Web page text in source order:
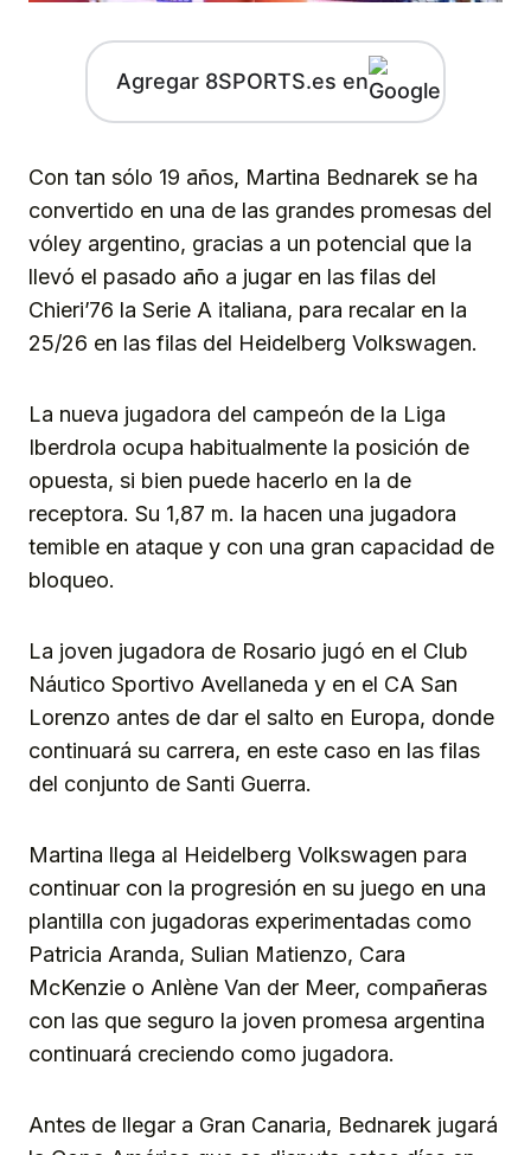
Agregar 8SPORTS.es en
Con tan sólo 19 años, Martina Bednarek se ha
convertido en una de las grandes promesas del
vóley argentino, gracias a un potencial que la
llevó el pasado año a jugar en las filas del
Chieri’76 la Serie A italiana, para recalar en la
25/26 en las filas del Heidelberg Volkswagen.
La nueva jugadora del campeón de la Liga
Iberdrola ocupa habitualmente la posición de
opuesta, si bien puede hacerlo en la de
receptora. Su 1,87 m. la hacen una jugadora
temible en ataque y con una gran capacidad de
bloqueo.
La joven jugadora de Rosario jugó en el Club
Náutico Sportivo Avellaneda y en el CA San
Lorenzo antes de dar el salto en Europa, donde
continuará su carrera, en este caso en las filas
del conjunto de Santi Guerra.
Martina llega al Heidelberg Volkswagen para
continuar con la progresión en su juego en una
plantilla con jugadoras experimentadas como
Patricia Aranda, Sulian Matienzo, Cara
McKenzie o Anlène Van der Meer, compañeras
con las que seguro la joven promesa argentina
continuará creciendo como jugadora.
Antes de llegar a Gran Canaria, Bednarek jugará